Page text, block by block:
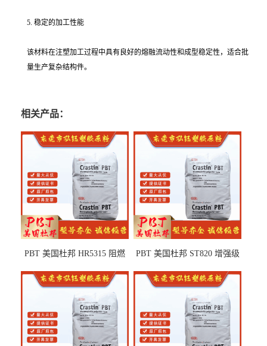
5. 稳定的加工性能
该材料在注塑加工过程中具有良好的熔融流动性和成型稳定性，适合批
量生产复杂结构件。
相关产品：
PBT 美国杜邦 HR5315 阻燃
部件
PBT 美国杜邦 ST820 增强级